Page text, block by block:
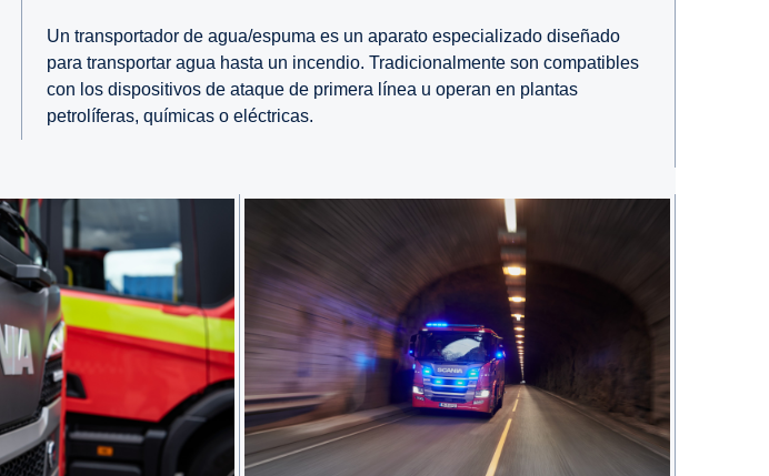
Un transportador de agua/espuma es un aparato especializado diseñado
para transportar agua hasta un incendio. Tradicionalmente son compatibles
con los dispositivos de ataque de primera línea u operan en plantas
petrolíferas, químicas o eléctricas.